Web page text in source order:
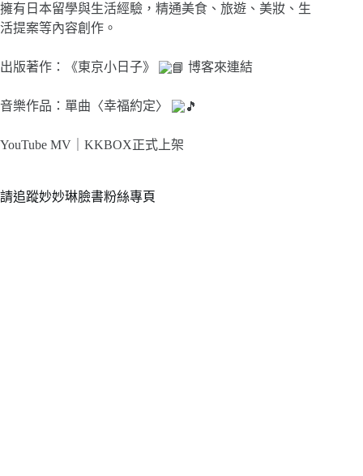
擁有日本留學與生活經驗，精通美食、旅遊、美妝、生
活提案等內容創作。
出版著作：《東京小日子》 博客來連結
音樂作品：單曲〈幸福約定〉
YouTube MV｜ KKBOX正式上架
請追蹤妙妙琳臉書粉絲專頁